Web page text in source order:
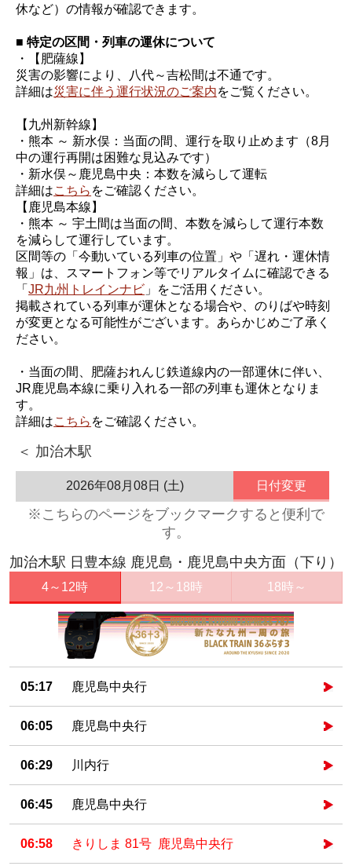
休など）の情報が確認できます。
■ 特定の区間・列車の運休について
・【肥薩線】
災害の影響により、八代～吉松間は不通です。
詳細は災害に伴う運行状況のご案内をご覧ください。
【九州新幹線】
・熊本 ～ 新水俣：当面の間、運行を取り止めます（8月
中の運行再開は困難な見込みです）
・新水俣～鹿児島中央：本数を減らして運転
詳細はこちら をご確認ください。
【鹿児島本線】
・熊本 ～ 宇土間は当面の間、本数を減らして運行本数
を減らして運行しています。
区間等の「今動いている列車の位置」や「遅れ・運休情
報」は、スマートフォン等でリアルタイムに確認できる
「JR九州トレインナビ 」をご活用ください。
掲載されている列車が運休となる場合や、のりばや時刻
が変更となる可能性がございます。あらかじめご了承く
ださい。
・当面の間、肥薩おれんじ鉄道線内の一部運休に伴い、
JR鹿児島本線に乗り入れる一部の列車も運休となりま
す。
詳細はこちら をご確認ください。
＜ 加治木駅
2026年08月08日 (土) 日付変更
※こちらのページをブックマークすると便利で
す。
加治木駅 日豊本線 鹿児島・鹿児島中央方面（下り）
4～12時 12～18時 18時～
05:17 鹿児島中央行
06:05 鹿児島中央行
06:29 川内行
06:45 鹿児島中央行
06:58 きりしま 81号 鹿児島中央行